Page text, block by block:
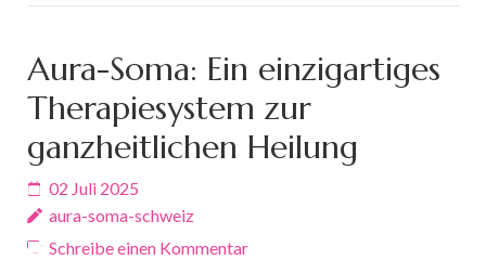
Aura-Soma: Ein einzigartiges
Therapiesystem zur
ganzheitlichen Heilung
02 Juli 2025
aura-soma-schweiz
Schreibe einen Kommentar